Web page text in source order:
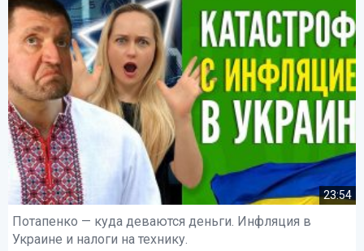
23:54
Потапенко — куда деваются деньги. Инфляция в
Украине и налоги на технику.